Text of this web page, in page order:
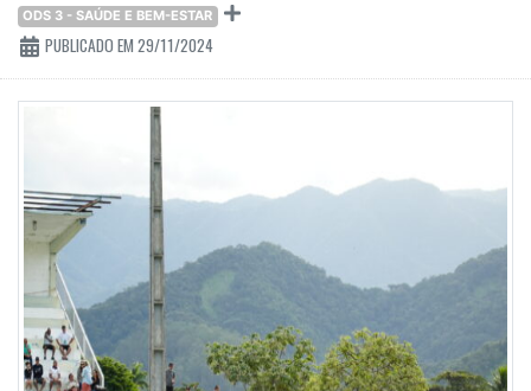
ODS 3 - SAÚDE E BEM-ESTAR
PUBLICADO EM 29/11/2024